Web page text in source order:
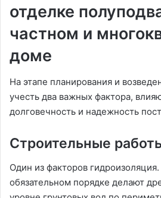
отделке
частном и
доме
На этапе планирования и
учесть два важных фактора,
долговечность и надежность
Строительные
Один из факторов
обязательном порядке делают